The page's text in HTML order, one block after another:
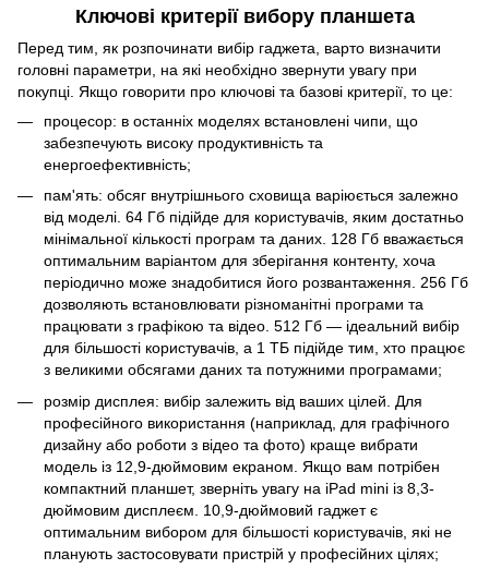
Ключові критерії вибору планшета
Перед тим, як розпочинати вибір гаджета, варто визначити
головні параметри, на які необхідно звернути увагу при
покупці. Якщо говорити про ключові та базові критерії, то це:
процесор: в останніх моделях встановлені чипи, що
забезпечують високу продуктивність та
енергоефективність;
пам'ять: обсяг внутрішнього сховища варіюється залежно
від моделі. 64 Гб підійде для користувачів, яким достатньо
мінімальної кількості програм та даних. 128 Гб вважається
оптимальним варіантом для зберігання контенту, хоча
періодично може знадобитися його розвантаження. 256 Гб
дозволяють встановлювати різноманітні програми та
працювати з графікою та відео. 512 Гб — ідеальний вибір
для більшості користувачів, а 1 ТБ підійде тим, хто працює
з великими обсягами даних та потужними програмами;
розмір дисплея: вибір залежить від ваших цілей. Для
професійного використання (наприклад, для графічного
дизайну або роботи з відео та фото) краще вибрати
модель із 12,9-дюймовим екраном. Якщо вам потрібен
компактний планшет, зверніть увагу на iPad mini із 8,3-
дюймовим дисплеєм. 10,9-дюймовий гаджет є
оптимальним вибором для більшості користувачів, які не
планують застосовувати пристрій у професійних цілях;